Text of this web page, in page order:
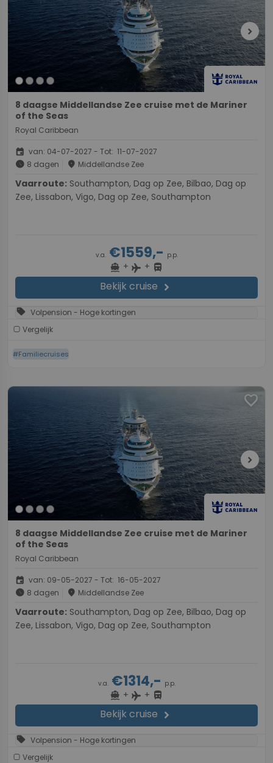
chevron_right
8 daagse Middellandse Zee cruise met de Mariner
of the Seas
Royal Caribbean
event van: 04-07-2027 - Tot: 11-07-2027
schedule 8 dagen place Middellandse Zee
Vaarroute:
Zee, Lissabon, Vigo, Dag op Zee, Southampton
v.a.€1559,- p.p.
directions_boat + flight + directions_bus
Bekijk cruise chevron_right
sell Volpension - Hoge kortingen
Vergelijk
#Familiecruises
favorite
chevron_right
8 daagse Middellandse Zee cruise met de Mariner
of the Seas
Royal Caribbean
event van: 09-05-2027 - Tot: 16-05-2027
schedule 8 dagen place Middellandse Zee
Vaarroute:
Zee, Lissabon, Vigo, Dag op Zee, Southampton
v.a.€1314,- p.p.
directions_boat + flight + directions_bus
Bekijk cruise chevron_right
sell Volpension - Hoge kortingen
Vergelijk